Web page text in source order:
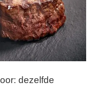
dezelfde